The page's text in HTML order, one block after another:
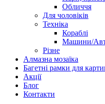
Обличчя
Для чоловіків
Техніка
Кораблі
Машини/
Різне
Алмазна мозаїка
Багетні рамки для
Акції
Блог
Контакти